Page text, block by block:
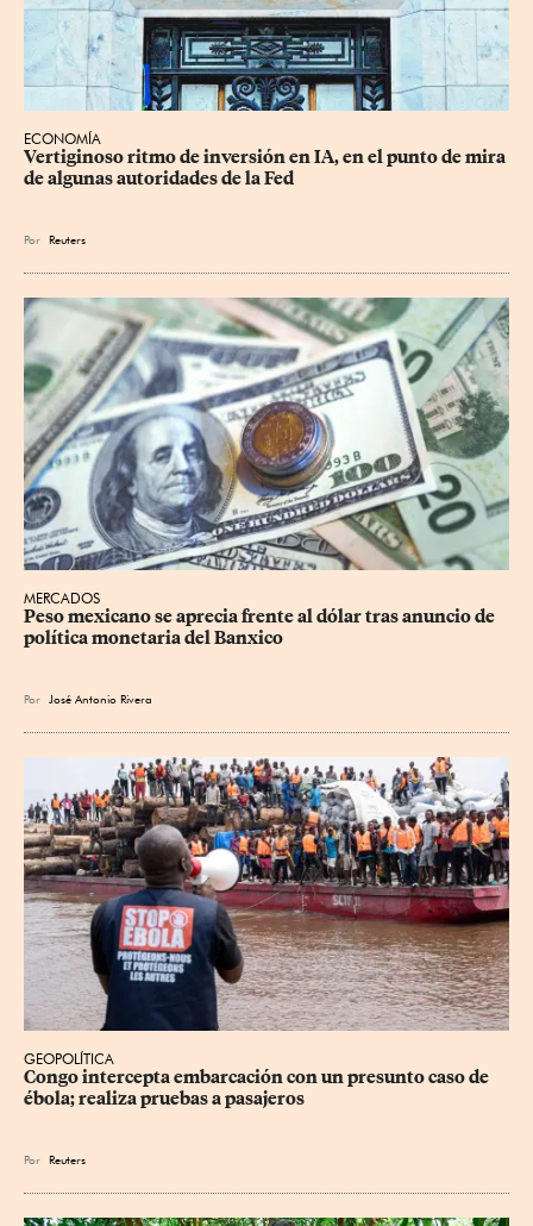
ECONOMÍA
Vertiginoso ritmo de inversión en IA, en el punto de mira
de algunas autoridades de la Fed
Por Reuters
MERCADOS
Peso mexicano se aprecia frente al dólar tras anuncio de
política monetaria del Banxico
Por José Antonio Rivera
GEOPOLÍTICA
Congo intercepta embarcación con un presunto caso de
ébola; realiza pruebas a pasajeros
Por Reuters